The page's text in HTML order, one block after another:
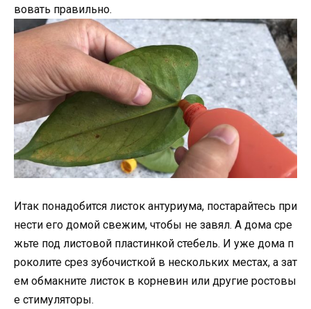
вовать правильно.
Итак понадобится листок антуриума, постарайтесь при
нести его домой свежим, чтобы не завял. А дома сре
жьте под листовой пластинкой стебель. И уже дома п
роколите срез зубочисткой в нескольких местах, а зат
ем обмакните листок в корневин или другие ростовы
е стимуляторы.